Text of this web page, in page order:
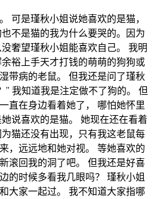
可是瑾秋小姐说她喜欢的是猫，
不是猫的我为什么要哭的。因为
奢望瑾秋小姐能喜欢自己。 我明
裕上手天才打钱的萌萌的狗狗或
带病的老鼠。 但我还是问了瑾秋
” 我知道我是注定做不了狗的。 但
直在身边看着她了， 哪怕她怀里
说喜欢的是猫。 她现在还在看着
猫还没有出现，只有我这老鼠每
，远远地和她对视。 等她喜欢的
滚回我的洞了吧。 但我还是好喜
的时候多看我几眼吗？ 瑾秋小姐
大家一起过。 我不知道大家指哪